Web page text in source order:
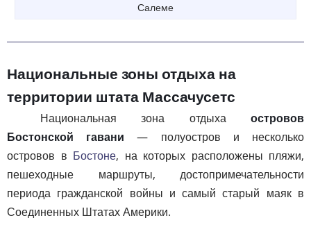
Салеме
Национальные зоны отдыха на
территории штата Массачусетс
Национальная зона отдыха островов
Бостонской гавани — полуостров и несколько
островов в Бостоне, на которых расположены пляжи,
пешеходные маршруты, достопримечательности
периода гражданской войны и самый старый маяк в
Соединенных Штатах Америки.